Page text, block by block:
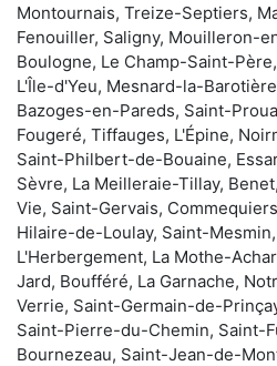
Montournais, Treize-Septiers,
Fenouiller, Saligny, Mouilleron-
Boulogne, Le Champ-Saint-
L'Île-d'Yeu, Mesnard-la-
Bazoges-en-Pareds, Saint-
Fougeré, Tiffauges, L'Épine,
Saint-Philbert-de-Bouaine,
Sèvre, La Meilleraie-Tillay,
Vie, Saint-Gervais,
Hilaire-de-Loulay, Saint-
L'Herbergement, La Mothe-
Jard, Boufféré, La Garnache,
Verrie, Saint-Germain-de-
Saint-Pierre-du-Chemin, Saint-
Bournezeau, Saint-Jean-de-